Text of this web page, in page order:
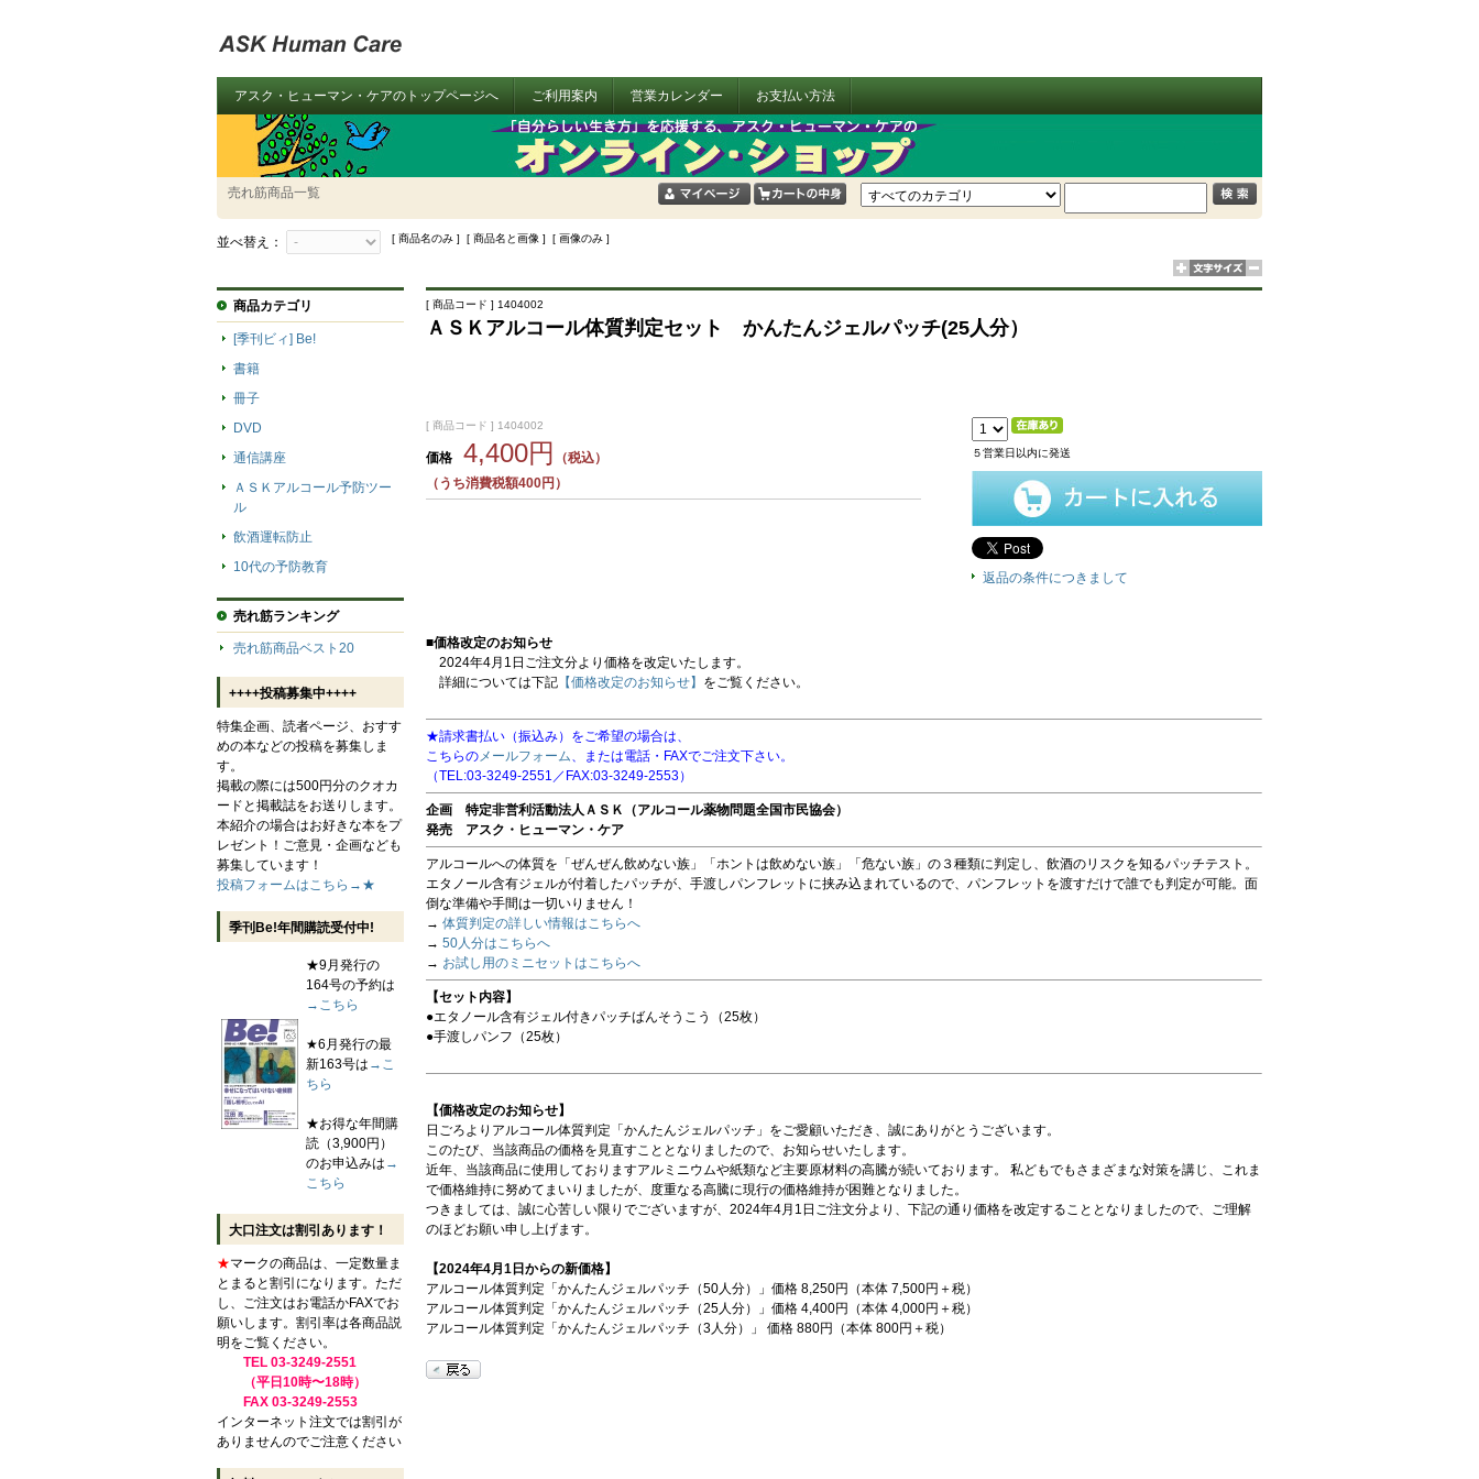
アスク・ヒューマン・ケアのトップページへ ご利用案内 営業カレンダー お支払い方法
売れ筋商品一覧
並べ替え： [ 商品名のみ ] [ 商品名と画像 ] [ 画像のみ ]
[ 商品コード ] 1404002
ＡＳＫアルコール体質判定セット かんたんジェルパッチ(25人分）
[ 商品コード ] 1404002
価格 4,400円
（税込）
（うち消費税額400円）
５営業日以内に発送
返品の条件につきまして
■価格改定のお知らせ
2024年4月1日ご注文分より価格を改定いたします。
詳細については下記 【価格改定のお知らせ】 をご覧ください。
★請求書払い（振込み）をご希望の場合は、
こちらの メールフォーム 、または電話・FAXでご注文下さい。
（TEL:03-3249-2551／FAX:03-3249-2553）
企画 特定非営利活動法人ＡＳＫ（アルコール薬物問題全国市民協会）
発売 アスク・ヒューマン・ケア
アルコールへの体質を「ぜんぜん飲めない族」「ホントは飲めない族」「危ない族」の３種類に判定し、飲酒のリスクを知るパッチテスト。
エタノール含有ジェルが付着したパッチが、手渡しパンフレットに挟み込まれているので、パンフレットを渡すだけで誰でも判定が可能。面
倒な準備や手間は一切いりません！
→ 体質判定の詳しい情報はこちらへ
→ 50人分はこちらへ
→ お試し用のミニセットはこちらへ
【セット内容】
●エタノール含有ジェル付きパッチばんそうこう（25枚）
●手渡しパンフ（25枚）
【価格改定のお知らせ】
日ごろよりアルコール体質判定「かんたんジェルパッチ」をご愛顧いただき、誠にありがとうございます。
このたび、当該商品の価格を見直すこととなりましたので、お知らせいたします。
近年、当該商品に使用しておりますアルミニウムや紙類など主要原材料の高騰が続いております。 私どもでもさまざまな対策を講じ、これま
で価格維持に努めてまいりましたが、度重なる高騰に現行の価格維持が困難となりました。
つきましては、誠に心苦しい限りでございますが、2024年4月1日ご注文分より、下記の通り価格を改定することとなりましたので、ご理解
のほどお願い申し上げます。
【2024年4月1日からの新価格】
アルコール体質判定「かんたんジェルパッチ（50人分）」価格 8,250円（本体 7,500円＋税）
アルコール体質判定「かんたんジェルパッチ（25人分）」価格 4,400円（本体 4,000円＋税）
アルコール体質判定「かんたんジェルパッチ（3人分）」 価格 880円（本体 800円＋税）
商品カテゴリ
[季刊ビィ] Be!
書籍
冊子
DVD
通信講座
ＡＳＫアルコール予防ツー
ル
飲酒運転防止
10代の予防教育
売れ筋ランキング
売れ筋商品ベスト20
++++投稿募集中++++
特集企画、読者ページ、おすす
めの本などの投稿を募集しま
す。
掲載の際には500円分のクオカ
ードと掲載誌をお送りします。
本紹介の場合はお好きな本をプ
レゼント！ご意見・企画なども
募集しています！
投稿フォームはこちら→★
季刊Be!年間購読受付中!
★9月発行の
164号の予約は
→こちら
★6月発行の最
新163号は →こ
ちら
★お得な年間購
読（3,900円）
のお申込みは →
こちら
大口注文は割引あります！
★マークの商品は、一定数量ま
とまると割引になります。ただ
し、ご注文はお電話かFAXでお
願いします。割引率は各商品説
明をご覧ください。
TEL 03-3249-2551
（平日10時〜18時）
FAX 03-3249-2553
インターネット注文では割引が
ありませんのでご注意ください